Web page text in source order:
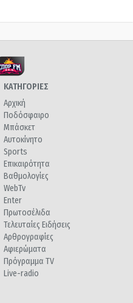
ΚΑΤΗΓΟΡΙΕΣ
Αρχική
Ποδόσφαιρο
Μπάσκετ
Αυτοκίνητο
Sports
Επικαιρότητα
Βαθμολογίες
WebTv
Enter
Πρωτοσέλιδα
Τελευταίες Ειδήσεις
Αρθρογραφίες
Αφιερώματα
Πρόγραμμα TV
Live-radio